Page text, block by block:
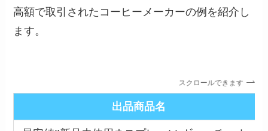
高額で取引されたコーヒーメーカーの例を紹介し
ます。
スクロールできます
出品商品名